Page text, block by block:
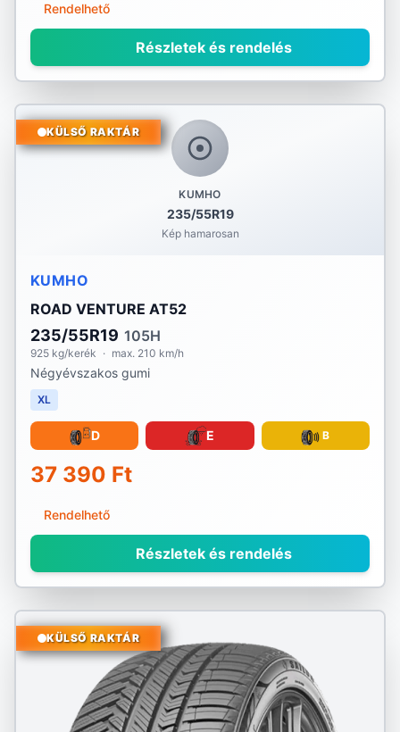
Rendelhető
Részletek és rendelés
KUMHO
235/55R19
Kép hamarosan
KÜLSŐ RAKTÁR
KUMHO
ROAD VENTURE AT52
235/55R19 105H
925 kg/kerék · max. 210 km/h
Négyévszakos gumi
XL
D E B
37 390 Ft
Rendelhető
Részletek és rendelés
KÜLSŐ RAKTÁR